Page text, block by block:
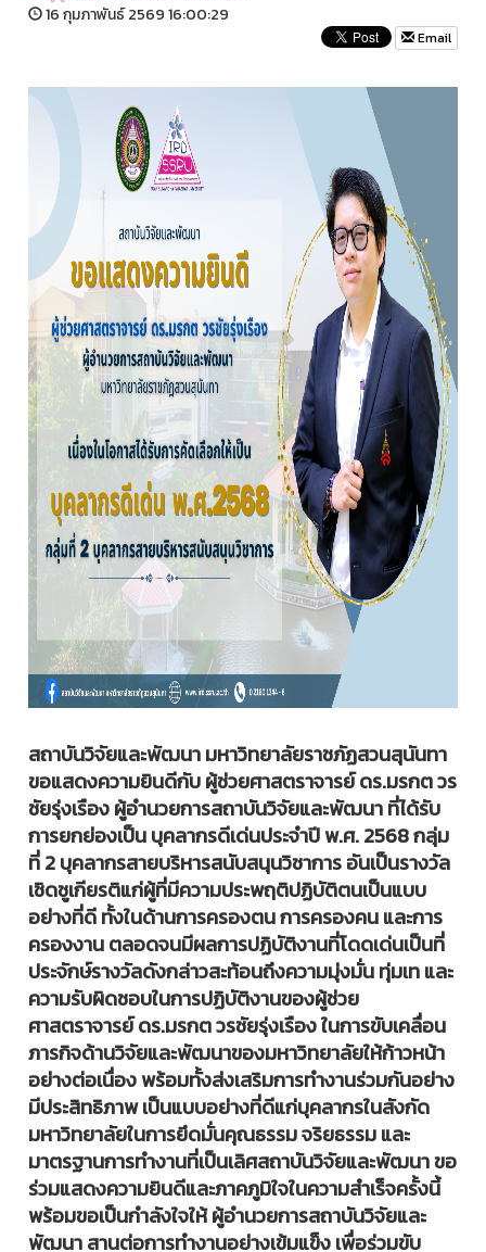
16 กุมภาพันธ์ 2569 16:00:29
Email
สถาบันวิจัยและพัฒนา มหาวิทยาลัยราชภัฏสวนสุนันทา
ขอแสดงความยินดีกับ ผู้ช่วยศาสตราจารย์ ดร.มรกต วร
ชัยรุ่งเรือง ผู้อำนวยการสถาบันวิจัยและพัฒนา ที่ได้รับ
การยกย่องเป็น บุคลากรดีเด่นประจำปี พ.ศ. 2568 กลุ่ม
ที่ 2 บุคลากรสายบริหารสนับสนุนวิชาการ อันเป็นรางวัล
เชิดชูเกียรติแก่ผู้ที่มีความประพฤติปฏิบัติตนเป็นแบบ
อย่างที่ดี ทั้งในด้านการครองตน การครองคน และการ
ครองงาน ตลอดจนมีผลการปฏิบัติงานที่โดดเด่นเป็นที่
ประจักษ์รางวัลดังกล่าวสะท้อนถึงความมุ่งมั่น ทุ่มเท และ
ความรับผิดชอบในการปฏิบัติงานของผู้ช่วย
ศาสตราจารย์ ดร.มรกต วรชัยรุ่งเรือง ในการขับเคลื่อน
ภารกิจด้านวิจัยและพัฒนาของมหาวิทยาลัยให้ก้าวหน้า
อย่างต่อเนื่อง พร้อมทั้งส่งเสริมการทำงานร่วมกันอย่าง
มีประสิทธิภาพ เป็นแบบอย่างที่ดีแก่บุคลากรในสังกัด
มหาวิทยาลัยในการยึดมั่นคุณธรรม จริยธรรม และ
มาตรฐานการทำงานที่เป็นเลิศสถาบันวิจัยและพัฒนา ขอ
ร่วมแสดงความยินดีและภาคภูมิใจในความสำเร็จครั้งนี้
พร้อมขอเป็นกำลังใจให้ ผู้อำนวยการสถาบันวิจัยและ
พัฒนา สานต่อการทำงานอย่างเข้มแข็ง เพื่อร่วมขับ